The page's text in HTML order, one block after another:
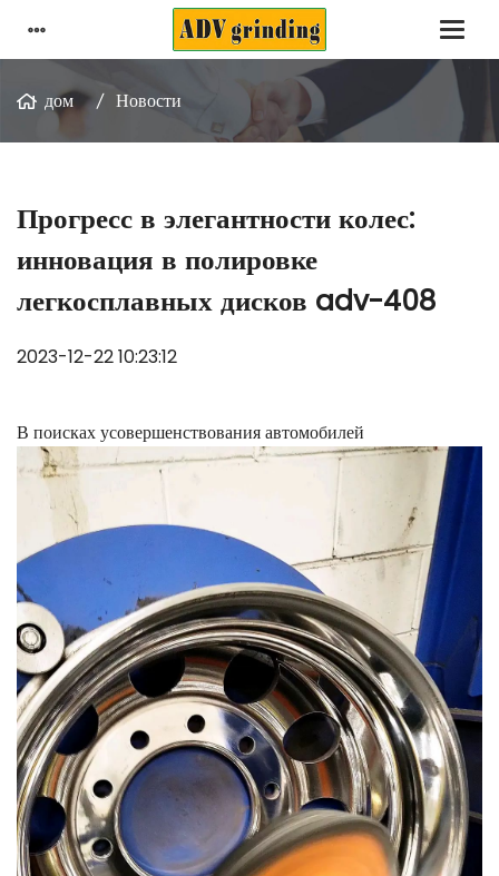
дом Новости
Прогресс в элегантности колес:
инновация в полировке
легкосплавных дисков adv-408
2023-12-22 10:23:12
В поисках усовершенствования автомобилей